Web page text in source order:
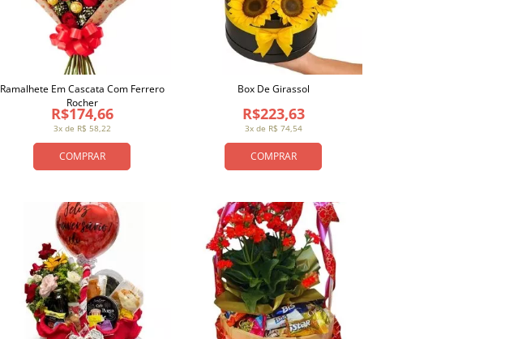
COMPRAR
3x de R$ 58,22
R$174,66
Ramalhete Em Cascata Com Ferrero
Rocher
COMPRAR
3x de R$ 74,54
R$223,63
Box De Girassol